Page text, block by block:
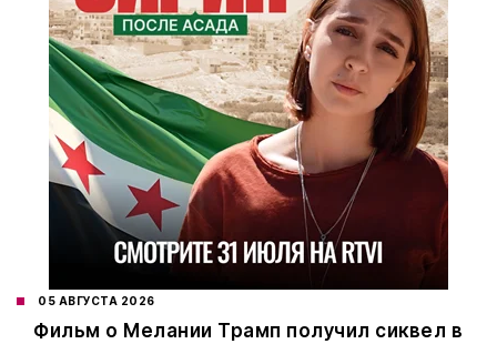
05 АВГУСТА 2026
Фильм о Мелании Трамп получил сиквел в